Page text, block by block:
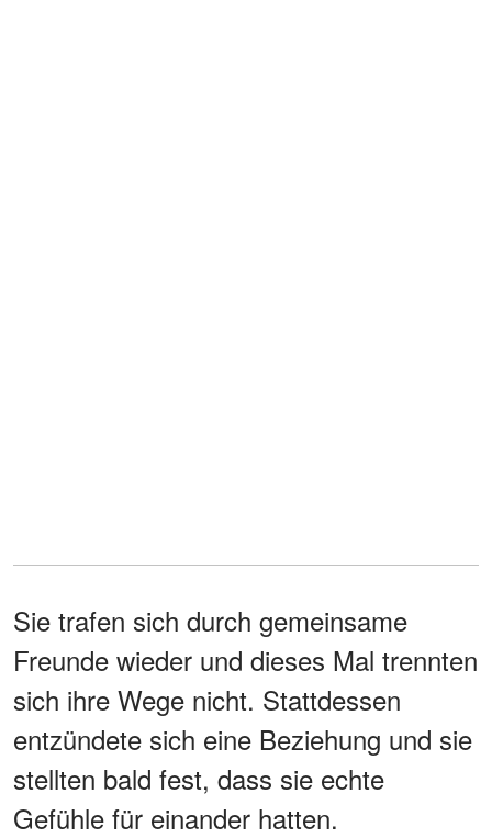
Sie trafen sich durch gemeinsame
Freunde wieder und dieses Mal trennten
sich ihre Wege nicht. Stattdessen
entzündete sich eine Beziehung und sie
stellten bald fest, dass sie echte
Gefühle für einander hatten.